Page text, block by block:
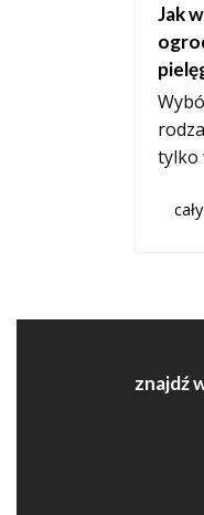
Jak
tylko
znajdź